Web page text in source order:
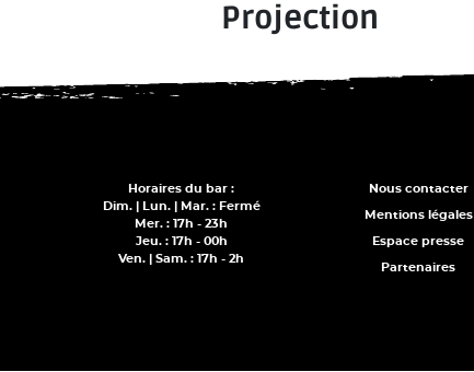
Projection
Horaires du bar :
Dim. | Lun. | Mar. : Fermé
Mer. : 17h - 23h
Jeu. : 17h - 00h
Ven. | Sam. : 17h - 2h
Nous contacter
Mentions légales
Espace presse
Partenaires